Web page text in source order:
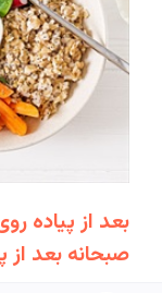
بعد از پیاده
صبحانه بعد از